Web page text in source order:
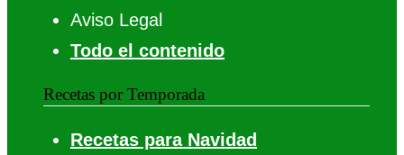
Aviso Legal
Todo el contenido
Recetas por Temporada
Recetas para Navidad